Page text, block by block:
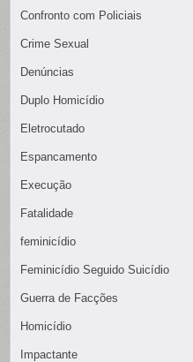
Confronto com Policiais
Crime Sexual
Denúncias
Duplo Homicídio
Eletrocutado
Espancamento
Execução
Fatalidade
feminicídio
Feminicídio Seguido Suicídio
Guerra de Facções
Homicídio
Impactante